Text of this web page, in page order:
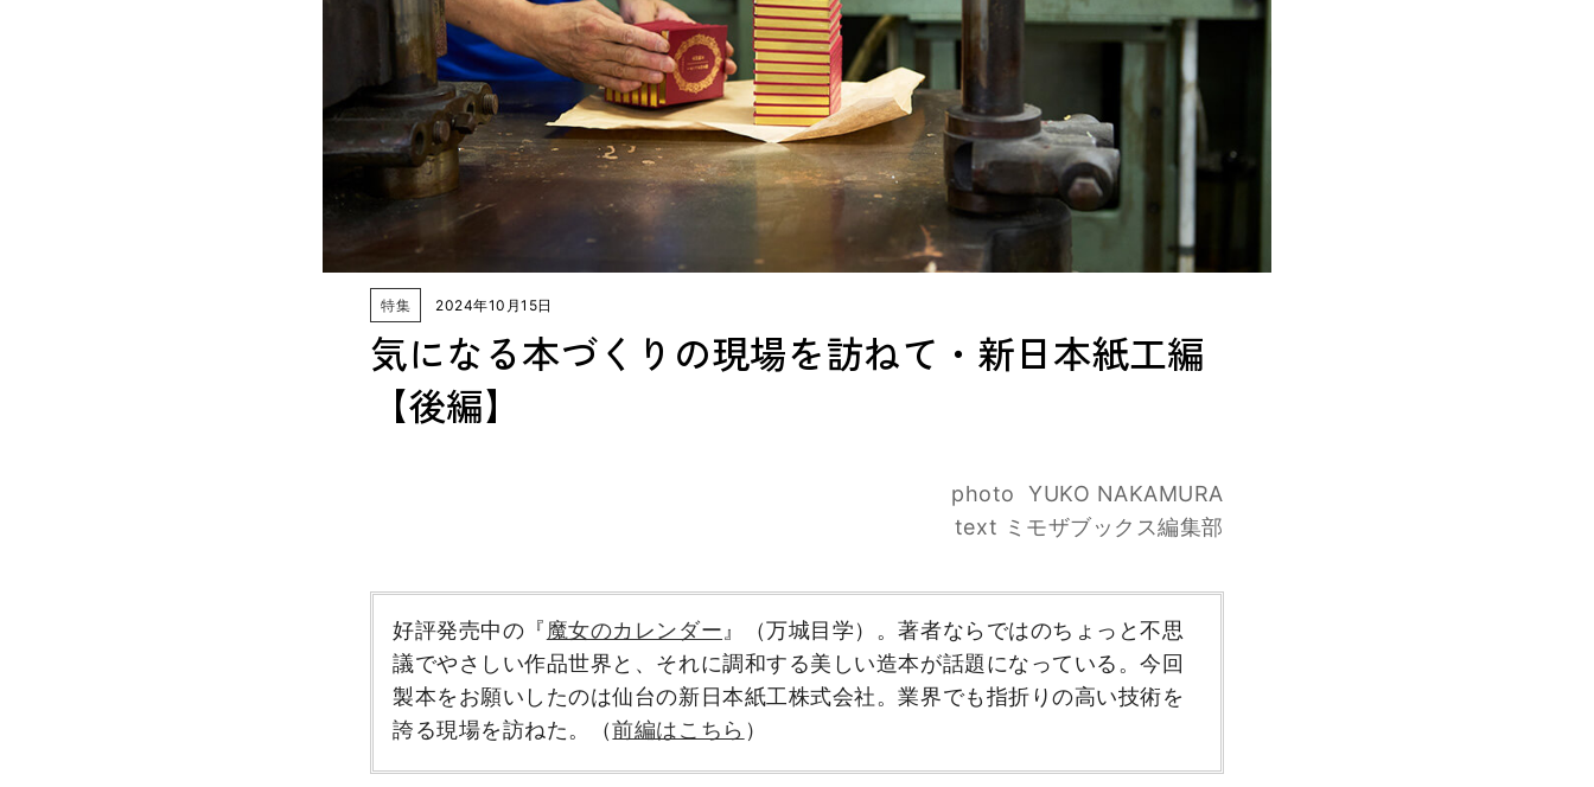
特集 2024年10月15日
気になる本づくりの現場を訪ねて・新日本紙工編
【後編】
photo YUKO NAKAMURA
text ミモザブックス編集部
好評発売中の『 魔女のカレンダー 』（万城目学）。著者ならではのちょっと不思
議でやさしい作品世界と、それに調和する美しい造本が話題になっている。今回
製本をお願いしたのは仙台の新日本紙工株式会社。業界でも指折りの高い技術を
誇る現場を訪ねた。（前編はこちら ）